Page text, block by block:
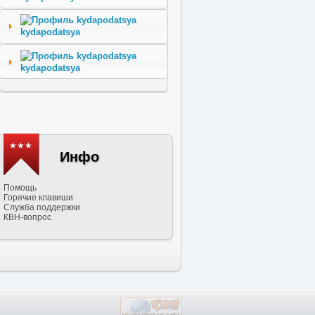
kydapodatsya
kydapodatsya
★★★
Инфо
Помощь
Горячие клавиши
Служба поддержки
КВН-вопрос